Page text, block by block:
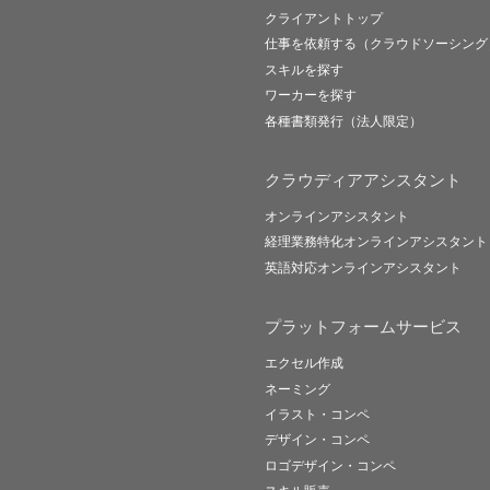
クライアントトップ
仕事を依頼する（クラウドソーシング
スキルを探す
ワーカーを探す
各種書類発行（法人限定）
クラウディアアシスタント
オンラインアシスタント
経理業務特化オンラインアシスタント
英語対応オンラインアシスタント
プラットフォームサービス
エクセル作成
ネーミング
イラスト・コンペ
デザイン・コンペ
ロゴデザイン・コンペ